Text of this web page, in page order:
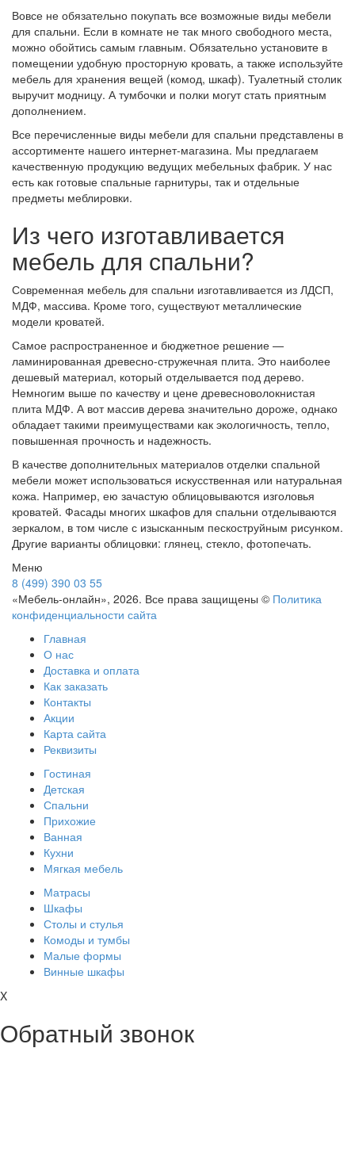
Вовсе не обязательно покупать все возможные виды мебели
для спальни. Если в комнате не так много свободного места,
можно обойтись самым главным. Обязательно установите в
помещении удобную просторную кровать, а также используйте
мебель для хранения вещей (комод, шкаф). Туалетный столик
выручит модницу. А тумбочки и полки могут стать приятным
дополнением.
Все перечисленные виды мебели для спальни представлены в
ассортименте нашего интернет-магазина. Мы предлагаем
качественную продукцию ведущих мебельных фабрик. У нас
есть как готовые спальные гарнитуры, так и отдельные
предметы меблировки.
Из чего изготавливается
мебель для спальни?
Современная мебель для спальни изготавливается из ЛДСП,
МДФ, массива. Кроме того, существуют металлические
модели кроватей.
Самое распространенное и бюджетное решение —
ламинированная древесно-стружечная плита. Это наиболее
дешевый материал, который отделывается под дерево.
Немногим выше по качеству и цене древесноволокнистая
плита МДФ. А вот массив дерева значительно дороже, однако
обладает такими преимуществами как экологичность, тепло,
повышенная прочность и надежность.
В качестве дополнительных материалов отделки спальной
мебели может использоваться искусственная или натуральная
кожа. Например, ею зачастую облицовываются изголовья
кроватей. Фасады многих шкафов для спальни отделываются
зеркалом, в том числе с изысканным пескоструйным рисунком.
Другие варианты облицовки: глянец, стекло, фотопечать.
Меню
8 (499) 390 03 55
«Мебель-онлайн», 2026. Все права защищены © Политика
конфиденциальности сайта
Главная
О нас
Доставка и оплата
Как заказать
Контакты
Акции
Карта сайта
Реквизиты
Гостиная
Детская
Спальни
Прихожие
Ванная
Кухни
Мягкая мебель
Матрасы
Шкафы
Столы и стулья
Комоды и тумбы
Малые формы
Винные шкафы
X
Обратный звонок